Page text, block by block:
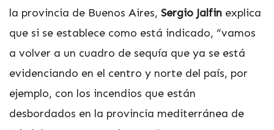
la provincia de Buenos Aires, Sergio Jalfin explica
que si se establece como está indicado, “vamos
a volver a un cuadro de sequía que ya se está
evidenciando en el centro y norte del país, por
ejemplo, con los incendios que están
desbordados en la provincia mediterránea de